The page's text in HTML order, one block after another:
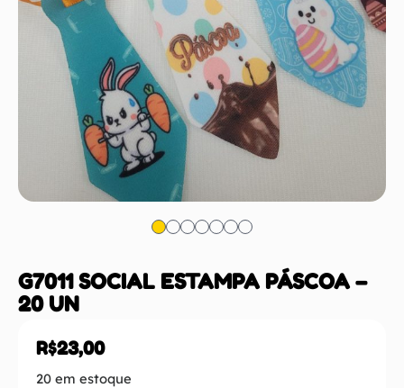
G7011 SOCIAL ESTAMPA PÁSCOA –
20 UN
R$23,00
20 em estoque